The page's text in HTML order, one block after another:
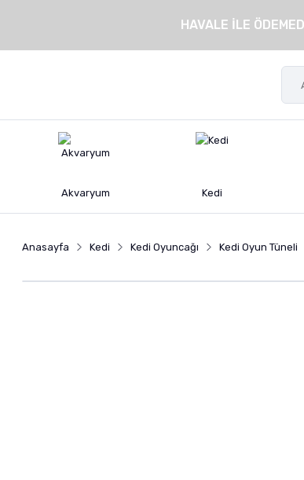
HAVALE İLE
Akvaryum Kedi
Anasayfa Kedi Kedi Oyuncağı Kedi Oyun Tüneli